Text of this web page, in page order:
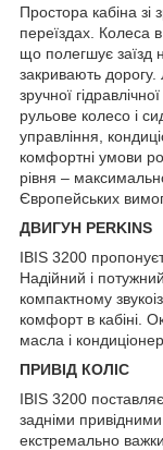
Простора кабіна зі
переїздах. Колеса
що полегшує заїзд
закривають дорогу.
зручної
рульове колесо і
управління,
комфортні умови
рівня –
Європейських
ДВИГУН PERKINS
IBIS 3200
Надійний і
компактному
комфорт в кабіні.
масла і
ПРИВІД КОЛІС
IBIS 3200
задніми
екстремально